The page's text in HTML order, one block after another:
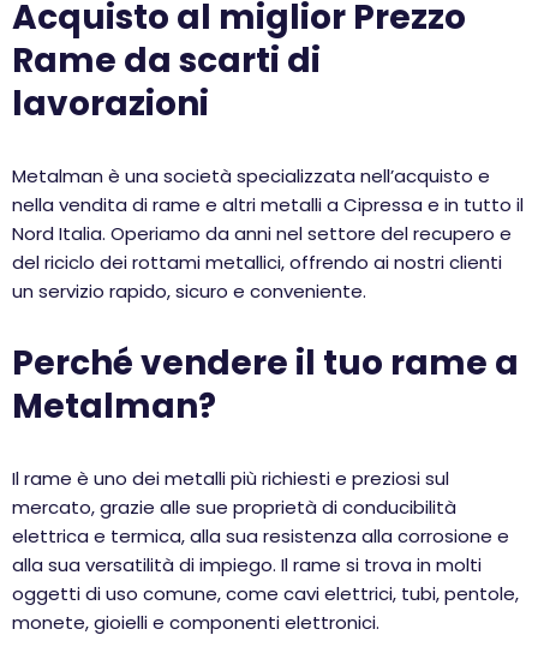
Acquisto al miglior Prezzo
Rame da scarti di
lavorazioni
Metalman è una società specializzata nell’acquisto e
nella vendita di rame e altri metalli a Cipressa e in tutto il
Nord Italia. Operiamo da anni nel settore del recupero e
del riciclo dei rottami metallici, offrendo ai nostri clienti
un servizio rapido, sicuro e conveniente.
Perché vendere il tuo rame a
Metalman?
Il rame è uno dei metalli più richiesti e preziosi sul
mercato, grazie alle sue proprietà di conducibilità
elettrica e termica, alla sua resistenza alla corrosione e
alla sua versatilità di impiego. Il rame si trova in molti
oggetti di uso comune, come cavi elettrici, tubi, pentole,
monete, gioielli e componenti elettronici.